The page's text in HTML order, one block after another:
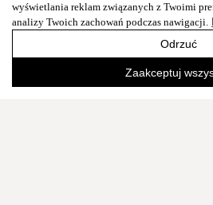
wyświetlania reklam związanych z Twoimi
analizy Twoich zachowań podczas nawigacji.
Odrzuć
Zaakceptuj